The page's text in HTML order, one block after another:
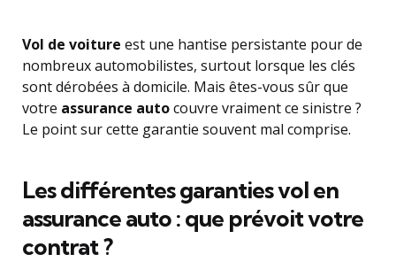
Vol de voiture est une hantise persistante pour de
nombreux automobilistes, surtout lorsque les clés
sont dérobées à domicile. Mais êtes-vous sûr que
votre assurance autocouvre vraiment ce sinistre ?
Le point sur cette garantie souvent mal comprise.
Les différentes garanties vol en
assurance auto : que prévoit votre
contrat ?